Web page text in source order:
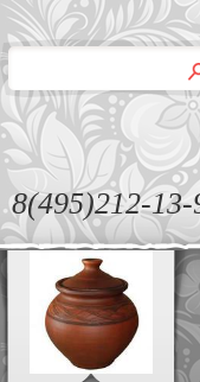
8(495)212-13-